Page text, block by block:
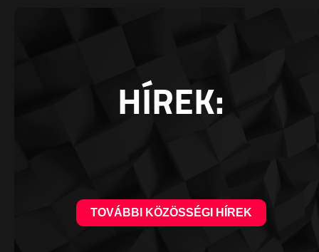
HÍREK:
TOVÁBBI KÖZÖSSÉGI HÍREK